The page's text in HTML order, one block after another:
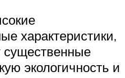
характеристики,
существенные
экологичность и